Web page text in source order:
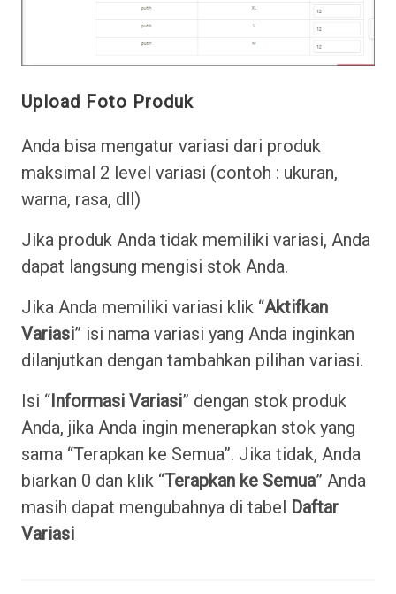
Upload Foto Produk
Anda bisa mengatur variasi dari produk
maksimal 2 level variasi (contoh : ukuran,
warna, rasa, dll)
Jika produk Anda tidak memiliki variasi, Anda
dapat langsung mengisi stok Anda.
Jika Anda memiliki variasi klik “Aktifkan
Variasi” isi nama variasi yang Anda inginkan
dilanjutkan dengan tambahkan pilihan variasi.
Isi “ Informasi Variasi” dengan stok produk
Anda, jika Anda ingin menerapkan stok yang
sama “Terapkan ke Semua”. Jika tidak, Anda
biarkan 0 dan klik “Terapkan ke Semua” Anda
masih dapat mengubahnya di tabel
Daftar
Variasi